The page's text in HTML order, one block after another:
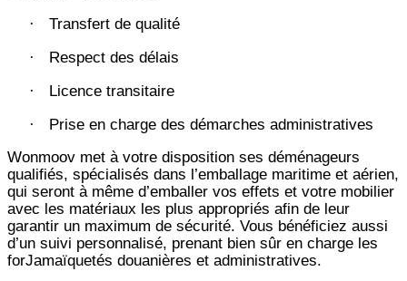
· Transfert de qualité
· Respect des délais
· Licence transitaire
·
Prise en charge des démarches administratives
Wonmoov met à votre disposition ses déménageurs
qualifiés, spécialisés dans l’emballage maritime et aérien,
qui seront à même d’emballer vos effets et votre mobilier
avec les matériaux les plus appropriés afin de leur
garantir un maximum de sécurité. Vous bénéficiez aussi
d’un suivi personnalisé, prenant bien sûr en charge les
forJamaïquetés douanières et administratives.